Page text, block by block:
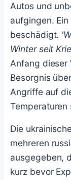
Autos und
aufgingen.
beschädigt.
Winter seit
Anfang dieser
Besorgnis
Angriffe auf
Temperaturen
Die
mehreren
ausgegeben,
kurz bevor